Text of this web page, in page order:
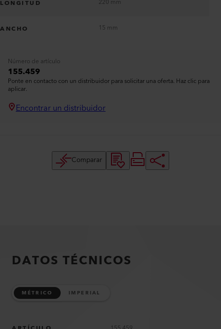
LONGITUD 220 mm
ANCHO 15 mm
Número de artículo
155.459
Ponte en contacto con un distribuidor para solicitar una oferta. Haz clic para
aplicar.
Encontrar un distribuidor
Comparar
DATOS TÉCNICOS
MÉTRICO IMPERIAL